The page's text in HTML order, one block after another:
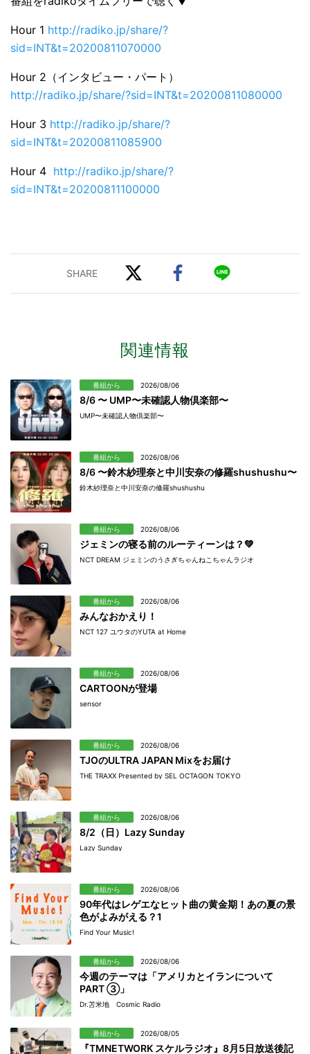
Hour 1 http://radiko.jp/share/?
sid=INT&t=20200811070000
Hour 2（インタビュー・パート）
http://radiko.jp/share/?sid=INT&t=20200811080000
Hour 3 http://radiko.jp/share/?
sid=INT&t=20200811085900
Hour 4 http://radiko.jp/share/?
sid=INT&t=20200811100000
関連情報
番組から 2026/08/06
8/6 〜 UMP〜未確認人物倶楽部〜
UMP〜未確認人物倶楽部〜
番組から 2026/08/06
8/6 〜鈴木紗理奈と中川安奈の修羅shushushu〜
鈴木紗理奈と中川安奈の修羅shushushu
番組から 2026/08/06
ジェミンの寝る前のルーティーンは？💚
NCT DREAM ジェミンのうさぎちゃんねこちゃんラジオ
番組から 2026/08/06
みんなおかえり！
NCT 127 ユウタのYUTA at Home
番組から 2026/08/06
CARTOONが登場
sensor
番組から 2026/08/06
TJOのULTRA JAPAN Mixをお届け
THE TRAXX Presented by SEL OCTAGON TOKYO
番組から 2026/08/06
8/2（日）Lazy Sunday
Lazy Sunday
番組から 2026/08/06
90年代はレゲエなヒット曲の黄金期！あの夏の景
色がよみがえる？1
Find Your Music!
番組から 2026/08/06
今週のテーマは「アメリカとイランについて
PART ③」
Dr.苫米地 Cosmic Radio
番組から 2026/08/05
『TMNETWORK スケルラジオ』8月5日放送後記